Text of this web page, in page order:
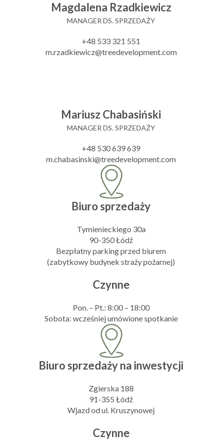
Magdalena Rzadkiewicz
MANAGER DS. SPRZEDAŻY
+48 533 321 551
m.rzadkiewicz@treedevelopment.com
Mariusz Chabasiński
MANAGER DS. SPRZEDAŻY
+48 530 639 639
m.chabasinski@treedevelopment.com
Biuro sprzedaży
Tymienieckiego 30a
90-350 Łódź
Bezpłatny parking przed biurem
(zabytkowy budynek straży pożarnej)
Czynne
Pon. – Pt.: 8:00 – 18:00
Sobota: wcześniej umówione spotkanie
Biuro sprzedaży na inwestycji
Zgierska 188
91-355 Łódź
Wjazd od ul. Kruszynowej
Czynne